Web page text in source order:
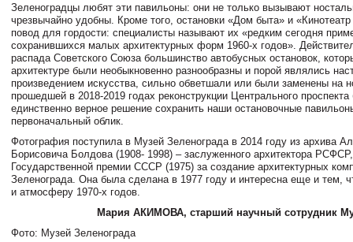
Зеленоградцы любят эти павильоны: они не только вызывают
чрезвычайно удобны. Кроме того, остановки «Дом быта» и
повод для гордости: специалисты называют их «редким сегодня
сохранившихся малых архитектурных форм 1960-х годов».
распада Советского Союза большинство автобусных остановок,
архитектуре были необыкновенно разнообразны и порой являлись
произведением искусства, сильно обветшали или были заменены на
прошедшей в 2018-2019 годах реконструкции Центрального
единственно верное решение сохранить наши остановочные
первоначальный облик.
Фотография поступила в Музей Зеленограда в 2014 году из архива
Борисовича Болдова (1908- 1998) – заслуженного архитектора
Государственной премии СССР (1975) за создание архитектурных
Зеленограда. Она была сделана в 1977 году и интересна еще и тем,
и атмосферу 1970-х годов.
Мария АКИМОВА, старший научный сотрудник
Фото: Музей Зеленограда